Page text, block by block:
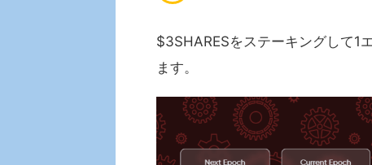
$3SHARESをステーキングして1
ます。